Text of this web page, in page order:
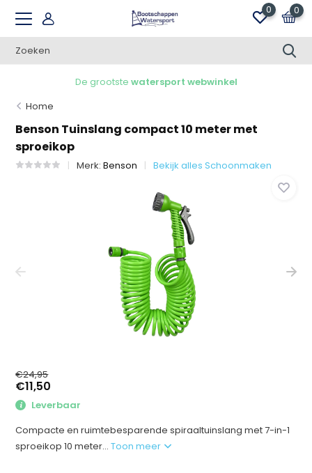
0 0
De grootstewatersport webwinkel
Home
Benson Tuinslang compact 10 meter met
sproeikop
Merk:Benson Bekijk alles Schoonmaken
€24,95
€11,50
Leverbaar
Compacte en ruimtebesparende spiraaltuinslang met 7-in-1
sproeikop 10 meter...Toon meer